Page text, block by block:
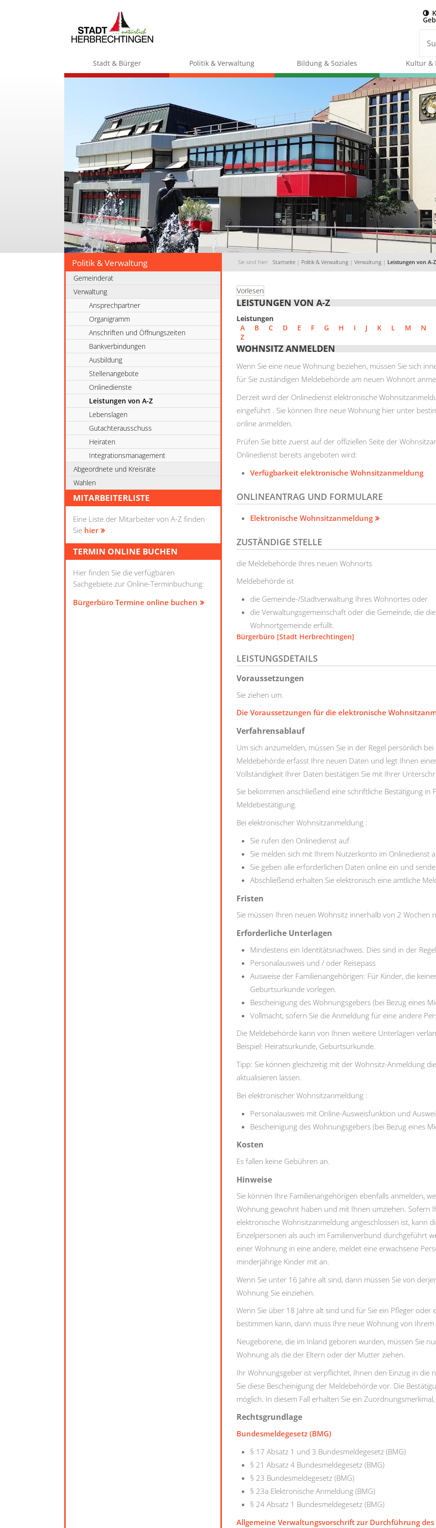
Stadt & Bürger Politik & Verwaltung Bildung & Soziales Kultur &
Politik & Verwaltung Sie sind hier: Startseite | Politik & Verwaltung | Verwaltung | Leistungen von A-Z
Gemeinderat
Verwaltung
Ansprechpartner
Organigramm
Anschriften und Öffnungszeiten
Bankverbindungen
Ausbildung
Stellenangebote
Onlinedienste
Leistungen von A-Z
Lebenslagen
Gutachterausschuss
Heiraten
Integrationsmanagement
Abgeordnete und Kreisräte
Wahlen
MITARBEITERLISTE
Eine Liste der Mitarbeiter von A-Z finden
Sie hier .
TERMIN ONLINE BUCHEN
Hier finden Sie die verfügbaren
Sachgebiete zur Online-Terminbuchung:
Bürgerbüro Termine online buchen
Vorlesen
LEISTUNGEN VON A-Z
Leistungen
A
B C D E F G H I J K L M N
Z
WOHNSITZ ANMELDEN
Wenn Sie eine neue Wohnung beziehen, müssen Sie sich
für Sie zuständigen Meldebehörde am neuen Wohnort
Derzeit wird der Onlinedienst elektronische
eingeführt . Sie können Ihre neue Wohnung hier unter
online anmelden.
Prüfen Sie bitte zuerst auf der offiziellen Seite der
Onlinedienst bereits angeboten wird:
Verfügbarkeit elektronische Wohnsitzanmeldung
ONLINEANTRAG UND FORMULARE
Elektronische Wohnsitzanmeldung
ZUSTÄNDIGE STELLE
die Meldebehörde Ihres neuen Wohnorts
Meldebehörde ist
die Gemeinde-/Stadtverwaltung Ihres Wohnortes oder
die Verwaltungsgemeinschaft oder die Gemeinde, die
Wohnortgemeinde erfüllt.
Bürgerbüro [Stadt Herbrechtingen]
LEISTUNGSDETAILS
Voraussetzungen
Sie ziehen um.
Die Voraussetzungen für die elektronische
Verfahrensablauf
Um sich anzumelden, müssen Sie in der Regel persönlich
Meldebehörde erfasst Ihre neuen Daten und legt Ihnen
Vollständigkeit Ihrer Daten bestätigen Sie mit Ihrer
Sie bekommen anschließend eine schriftliche Bestätigung in
Meldebestätigung.
Bei elektronischer Wohnsitzanmeldung :
Sie rufen den Onlinedienst auf.
Sie melden sich mit Ihrem Nutzerkonto im Onlinedienst
Sie geben alle erforderlichen Daten online ein und
Abschließend erhalten Sie elektronisch eine amtliche
Fristen
Sie müssen Ihren neuen Wohnsitz innerhalb von 2 Wochen
Erforderliche Unterlagen
Mindestens ein Identitätsnachweis. Dies sind in der
Personalausweis und / oder Reisepass
Ausweise der Familienangehörigen: Für Kinder, die
Geburtsurkunde vorlegen.
Bescheinigung des Wohnungsgebers (bei Bezug eines
Vollmacht, sofern Sie die Anmeldung für eine andere
Die Meldebehörde kann von Ihnen weitere Unterlagen
Beispiel: Heiratsurkunde, Geburtsurkunde.
Tipp: Sie können gleichzeitig mit der Wohnsitz-Anmeldung
aktualisieren lassen.
Bei elektronischer Wohnsitzanmeldung :
Personalausweis mit Online-Ausweisfunktion und
Bescheinigung des Wohnungsgebers (bei Bezug eines
Kosten
Es fallen keine Gebühren an.
Hinweise
Sie können Ihre Familienangehörigen ebenfalls anmelden,
Wohnung gewohnt haben und mit Ihnen umziehen. Sofern
elektronische Wohnsitzanmeldung angeschlossen ist, kann
Einzelpersonen als auch im Familienverbund durchgeführt
einer Wohnung in eine andere, meldet eine erwachsene
minderjährige Kinder mit an.
Wenn Sie unter 16 Jahre alt sind, dann müssen Sie von
Wohnung Sie einziehen.
Wenn Sie über 18 Jahre alt sind und für Sie ein Pfleger oder
bestimmen kann, dann muss Ihre neue Wohnung von
Neugeborene, die im Inland geboren wurden, müssen Sie
Wohnung als die der Eltern oder der Mutter ziehen.
Ihr Wohnungsgeber ist verpflichtet, Ihnen den Einzug in die
Sie diese Bescheinigung der Meldebehörde vor. Die
möglich. In diesem Fall erhalten Sie ein
Rechtsgrundlage
Bundesmeldegesetz (BMG)
§ 17 Absatz 1 und 3 Bundesmeldegesetz (BMG)
§ 21 Absatz 4 Bundesmeldegesetz (BMG)
§ 23 Bundesmeldegesetz (BMG)
§ 23a Elektronische Anmeldung (BMG)
§ 24 Absatz 1 Bundesmeldegesetz (BMG)
Allgemeine Verwaltungsvorschrift zur Durchführung des